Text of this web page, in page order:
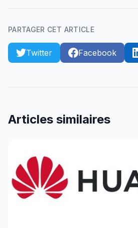
PARTAGER CET ARTICLE
Twitter Facebook
Articles similaires